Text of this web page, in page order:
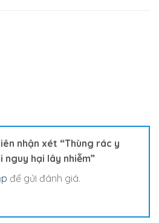
nhận xét “Thùng rác y
hại lây nhiễm”
để gửi đánh giá.